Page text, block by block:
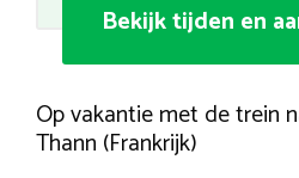
Bekijk tijden en
Op vakantie met de trein
Thann (Frankrijk)